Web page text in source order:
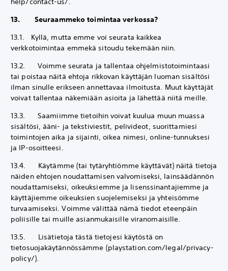
13. Seuraammeko toimintaa verkossa?
13.1. Kyllä, mutta emme voi seurata kaikkea
verkkotoimintaa emmekä sitoudu tekemään niin.
13.2. Voimme seurata ja tallentaa ohjelmistotoimintaasi
tai poistaa näitä ehtoja rikkovan käyttäjän luoman sisältösi
ilman sinulle erikseen annettavaa ilmoitusta. Muut käyttäjät
voivat tallentaa näkemiään asioita ja lähettää niitä meille.
13.3. Saamiimme tietoihin voivat kuulua muun muassa
sisältösi, ääni- ja tekstiviestit, pelivideot, suorittamiesi
toimintojen aika ja sijainti, oikea nimesi, online-tunnuksesi
ja IP-osoitteesi.
13.4. Käytämme (tai tytäryhtiömme käyttävät) näitä tietoja
näiden ehtojen noudattamisen valvomiseksi, lainsäädännön
noudattamiseksi, oikeuksiemme ja lisenssinantajiemme ja
käyttäjiemme oikeuksien suojelemiseksi ja yhteisömme
turvaamiseksi. Voimme välittää nämä tiedot eteenpäin
poliisille tai muille asianmukaisille viranomaisille.
13.5. Lisätietoja tästä tietojesi käytöstä on
tietosuojakäytännössämme (playstation.com/legal/privacy-
policy/).